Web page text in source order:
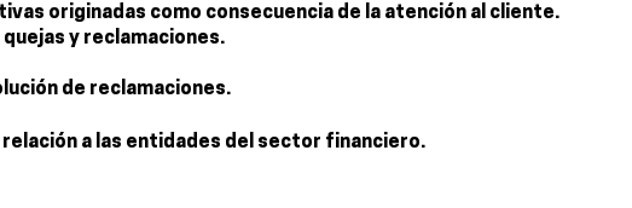
originadas como consecuencia de la atención al cliente.
y reclamaciones.
de reclamaciones.
a las entidades del sector financiero.